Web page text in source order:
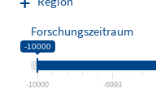
Forschungszeitraum
-10000
-10000 -6993